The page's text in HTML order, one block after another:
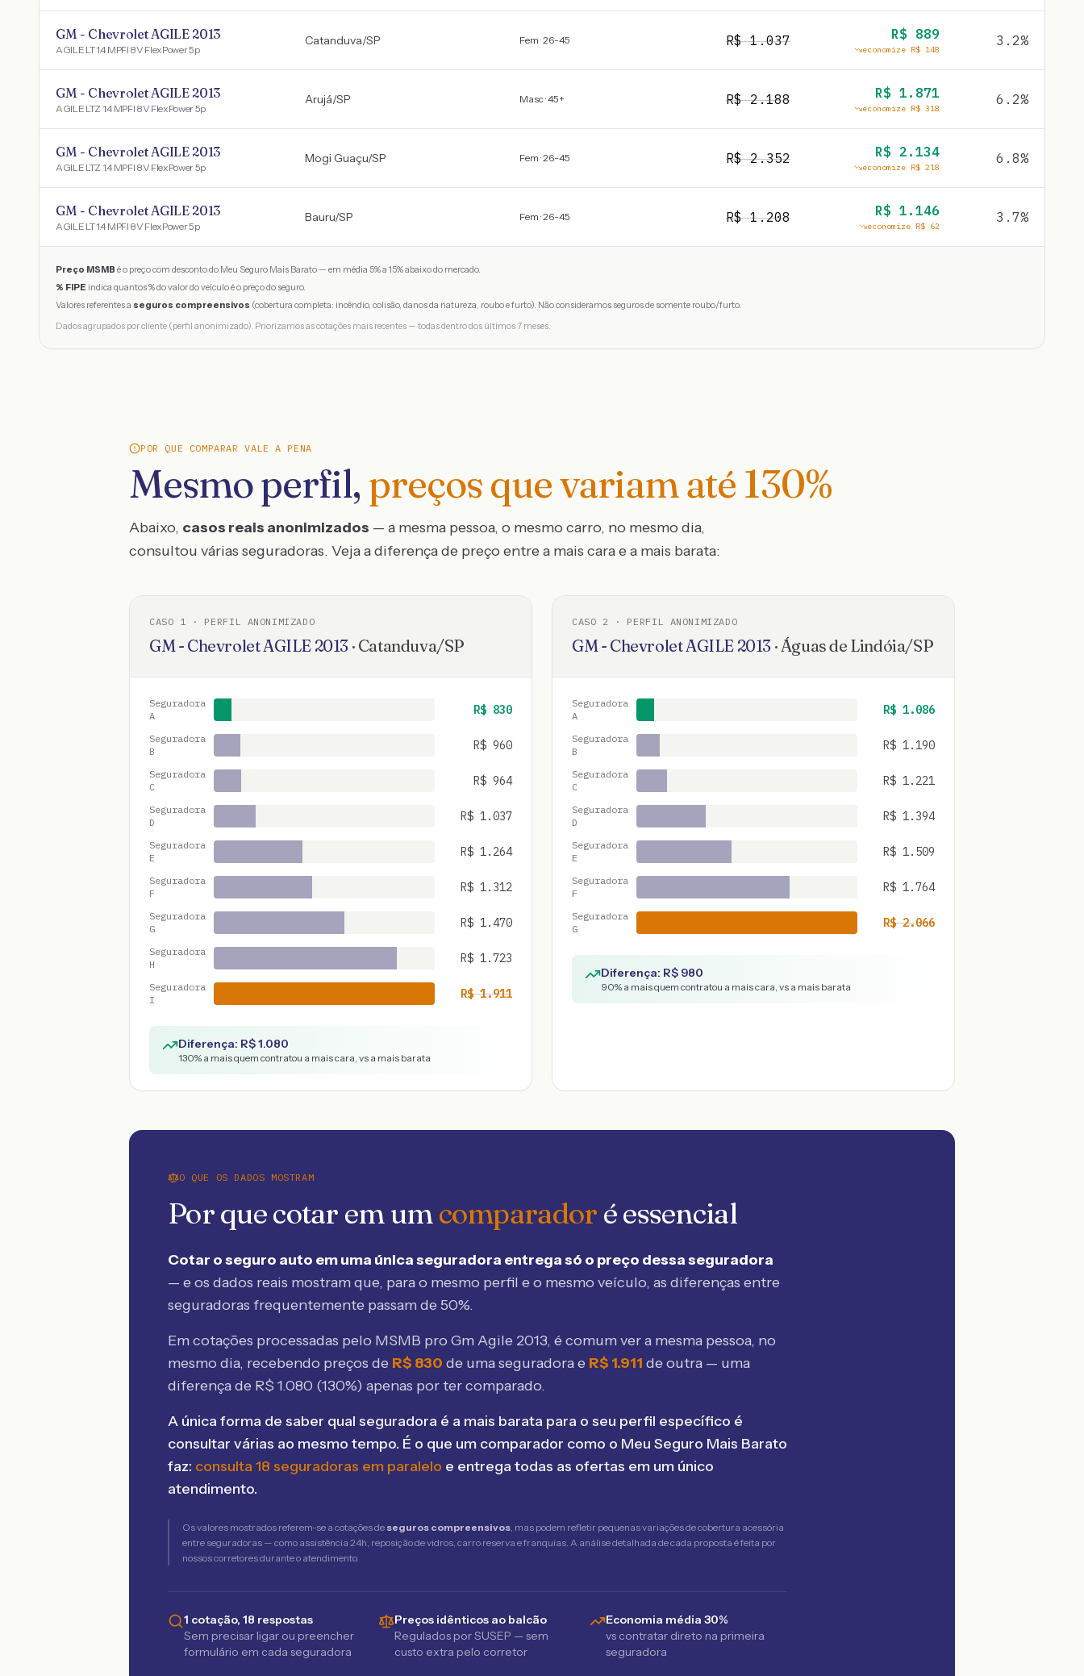
GM - Chevrolet AGILE 2013
AGILE LT 1.4 MPFI 8V FlexPower 5p
Catanduva/SP Fem · 26-45 R$1.037 R$ 889
economize R$ 148
3.2%
GM - Chevrolet AGILE 2013
AGILE LTZ 1.4 MPFI 8V FlexPower 5p
Arujá/SP Masc · 45+ R$2.188 R$ 1.871
economize R$ 318
6.2%
GM - Chevrolet AGILE 2013
AGILE LTZ 1.4 MPFI 8V FlexPower 5p
Mogi Guaçu/SP Fem · 26-45 R$2.352 R$ 2.134
economize R$ 218
6.8%
GM - Chevrolet AGILE 2013
AGILE LT 1.4 MPFI 8V FlexPower 5p
Bauru/SP Fem · 26-45 R$1.208 R$ 1.146
economize R$ 62
3.7%
Preço MSMB é o preço com desconto do Meu Seguro Mais Barato — em média 5% a 15% abaixo do mercado.
% FIPE indica quantos % do valor do veículo é o preço do seguro.
Valores referentes a seguros compreensivos (cobertura completa: incêndio, colisão, danos da natureza, roubo e furto). Não consideramos seguros de somente roubo/furto.
Dados agrupados por cliente (perfil anonimizado). Priorizamos as cotações mais recentes — todas dentro dos últimos 7 meses.
POR QUE COMPARAR VALE A PENA
Mesmo perfil, preços que variam até 130%
Abaixo, casos reais anonimizados — a mesma pessoa, o mesmo carro, no mesmo dia,
consultou várias seguradoras. Veja a diferença de preço entre a mais cara e a mais barata:
CASO 1 · PERFIL ANONIMIZADO
GM - ChevroletAGILE 2013 · Catanduva/SP
Seguradora
A
R$ 830
Seguradora
B
R$ 960
Seguradora
C
R$ 964
Seguradora
D
R$ 1.037
Seguradora
E
R$ 1.264
Seguradora
F
R$ 1.312
Seguradora
G
R$ 1.470
Seguradora
H
R$ 1.723
Seguradora
I
R$1.911
Diferença: R$1.080
130% a mais quem contratou a mais cara, vs a mais barata
CASO 2 · PERFIL ANONIMIZADO
GM - ChevroletAGILE 2013 ·Águas de Lindóia/SP
Seguradora
A
R$ 1.086
Seguradora
B
R$ 1.190
Seguradora
C
R$ 1.221
Seguradora
D
R$ 1.394
Seguradora
E
R$ 1.509
Seguradora
F
R$ 1.764
Seguradora
G
R$2.066
Diferença: R$ 980
90% a mais quem contratou a mais cara, vs a mais barata
O QUE OS DADOS MOSTRAM
Por que cotar em umcomparador é essencial
Cotar o seguro auto em uma única seguradora entrega só o preço dessa seguradora
— e os dados reais mostram que, para o mesmo perfil e o mesmo veículo, as diferenças entre
seguradoras frequentemente passam de 50%.
Em cotações processadas pelo MSMB pro Gm Agile 2013, é comum ver a mesma pessoa, no
mesmo dia, recebendo preços de R$ 830 de uma seguradora e R$ 1.911 de outra — uma
diferença de R$ 1.080 (130%) apenas por ter comparado.
A única forma de saber qual seguradora é a mais barata para o seu perfil específico é
consultar várias ao mesmo tempo. É o que um comparador como o Meu Seguro Mais Barato
faz: consulta 18 seguradoras em paralelo e entrega todas as ofertas em um único
atendimento.
Os valores mostrados referem-se a cotações de seguros compreensivos, mas podem refletir pequenas variações de cobertura acessória
entre seguradoras — como assistência 24h, reposição de vidros, carro reserva e franquias. A análise detalhada de cada proposta é feita por
nossos corretores durante o atendimento.
1 cotação, 18 respostas
Sem precisar ligar ou preencher
formulário em cada seguradora
Preços idênticos ao balcão
Regulados por SUSEP — sem
custo extra pelo corretor
Economia média 30%
vs contratar direto na primeira
seguradora